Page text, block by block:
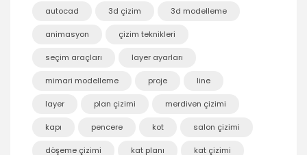
Kapi ve pencere ölçüleri 2
06:01
Alan gösterimleri 2
05:11
Tefrişlerin kullanımı 1
autocad 3d çizim 3d modelleme
animasyon çizim teknikleri
seçim araçları layer ayarları
mimari modelleme proje line
layer plan çizimi merdiven çizimi
kapı pencere kot salon çizimi
döşeme çizimi kat planı kat çizimi